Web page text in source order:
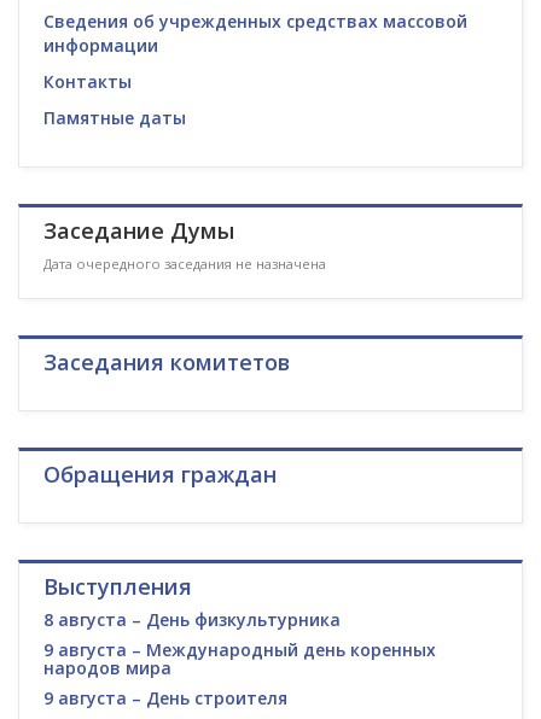
Сведения об учрежденных средствах массовой
информации
Контакты
Памятные даты
Заседание Думы
Дата очередного заседания не назначена
Заседания комитетов
Обращения граждан
Выступления
8 августа – День физкультурника
9 августа – Международный день коренных
народов мира
9 августа – День строителя